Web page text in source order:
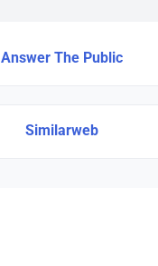
Answer The Public
Similarweb